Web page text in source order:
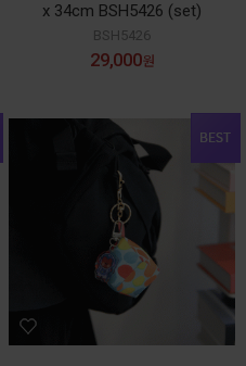
x 34cm BSH5426 (set)
BSH5426
29,000원